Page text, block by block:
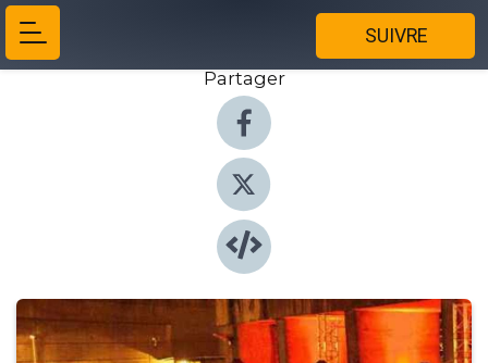
SUIVRE
Partager